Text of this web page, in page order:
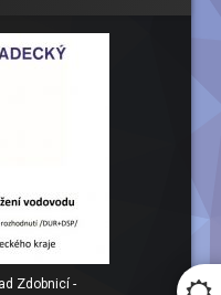
Zdobnicí -